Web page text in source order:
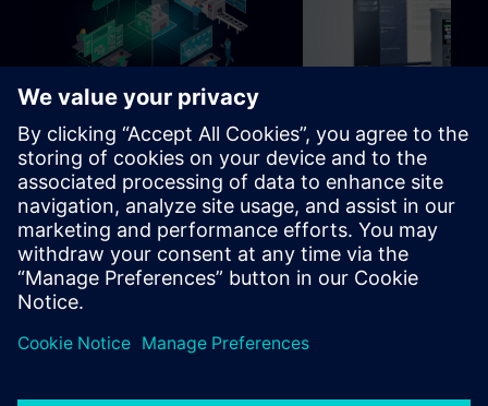
96h
SIMATIC programmeren in
TIA Portal
Leerpad voor programmeurs,
inbedrijfstellers, technisch
personeel
Tanulási útvonalak
SIMATIC
and Troubleshooting in
Portal
Learning path for
and technical staff
Tanulási útvonalak